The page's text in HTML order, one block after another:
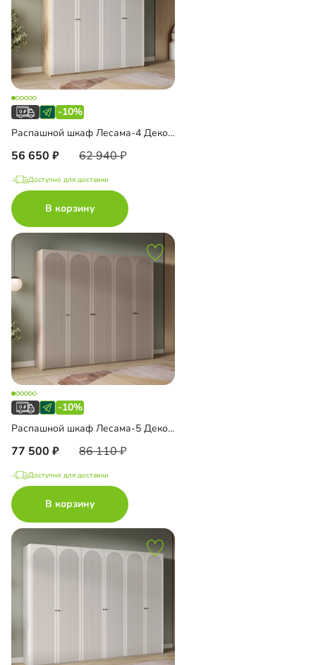
-10%
Распашной шкаф Лесама-4 Декор 1
56 650 62 940
Доступно для доставки
В корзину
-10%
Распашной шкаф Лесама-5 Декор 1
77 500 86 110
Доступно для доставки
В корзину